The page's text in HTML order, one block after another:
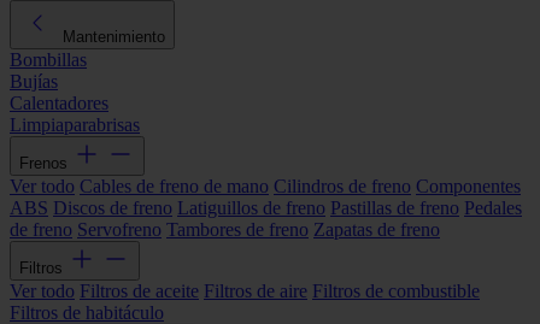
Mantenimiento
Bombillas
Bujías
Calentadores
Limpiaparabrisas
Frenos
Ver todo Cables de freno de mano Cilindros de freno Componentes
ABS Discos de freno Latiguillos de freno Pastillas de freno Pedales
de freno Servofreno Tambores de freno Zapatas de freno
Filtros
Ver todo Filtros de aceite Filtros de aire Filtros de combustible
Filtros de habitáculo